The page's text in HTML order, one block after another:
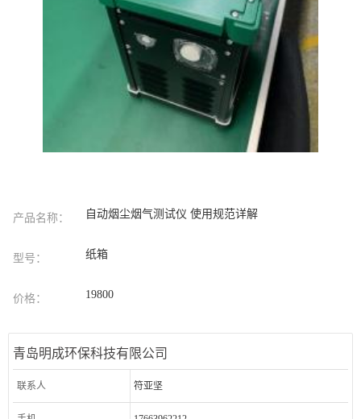
产品名称： 自动烟尘烟气测试仪 使用规范详解
型号： 纸箱
价格： 19800
青岛明成环保科技有限公司
联系人 符亚坚